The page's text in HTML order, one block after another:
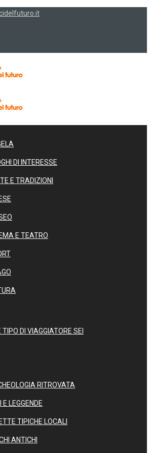
DI INTERESSE
E TRADIZIONI
E TEATRO
TIPO DI VIAGGIATORE SEI
RITROVATA
E LEGGENDE
TIPICHE LOCALI
ANTICHI